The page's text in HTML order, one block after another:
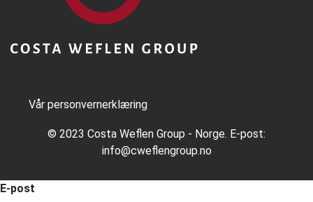
Vår personvernerklæring
© 2023 Costa Weflen Group - Norge. E-post:
info@cweflengroup.no
E-post